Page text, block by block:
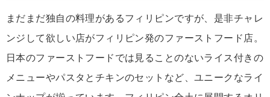
まだまだ独自の料理があるフィリピンですが、是非チャレ
ンジして欲しい店がフィリピン発のファーストフード店。
日本のファーストフードでは見ることのないライス付きの
メニューやパスタとチキンのセットなど、ユニークなライ